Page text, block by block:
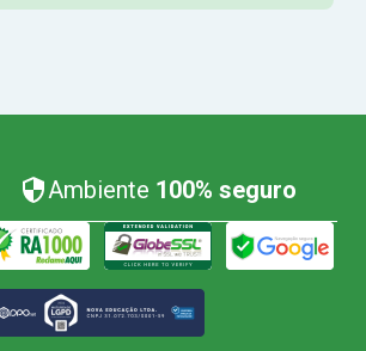
Ambiente 100% seguro